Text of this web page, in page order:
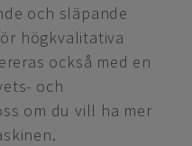
och släpande
högkvalitativa
också med en
och
om du vill ha mer